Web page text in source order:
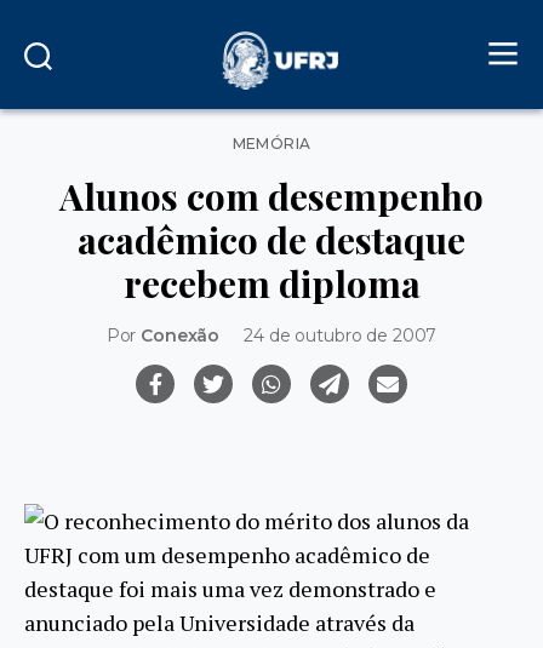
Categorias
MEMÓRIA
Alunos com desempenho
acadêmico de destaque
recebem diploma
Por Conexão 24 de outubro de 2007
O reconhecimento do mérito dos alunos da
UFRJ com um desempenho acadêmico de
destaque foi mais uma vez demonstrado e
anunciado pela Universidade através da